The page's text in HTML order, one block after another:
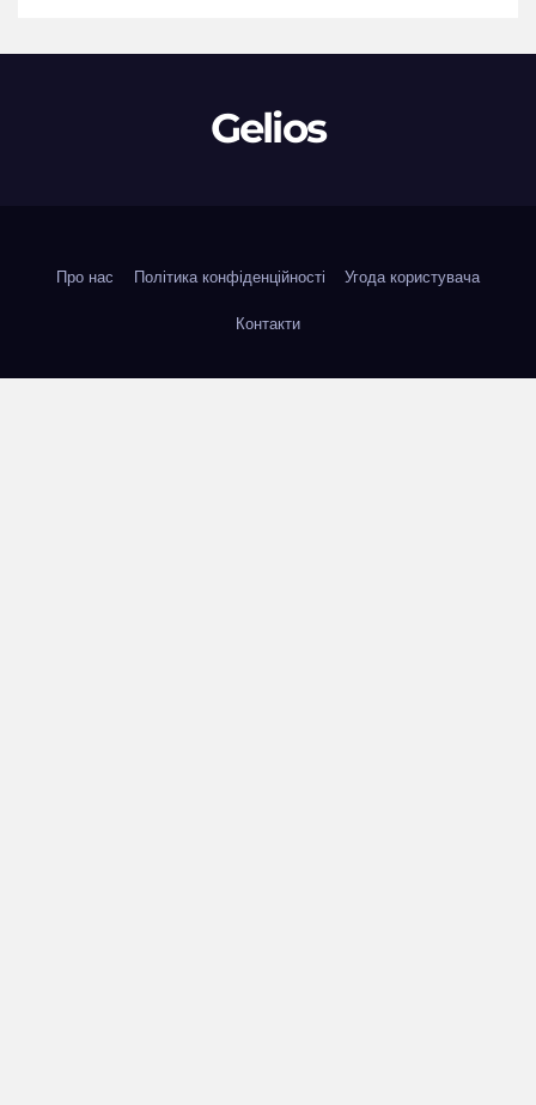
Gelios
Про нас Політика конфіденційності Угода користувача
Контакти